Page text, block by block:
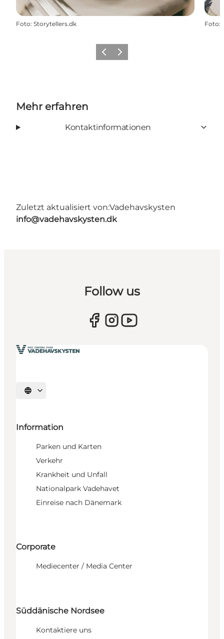
Foto: Storytellers.dk Foto:
ZurückWeiter
Mehr erfahren
Kontaktinformationen
Zuletzt aktualisiert von:Vadehavskysten
info@vadehavskysten.dk
Follow us
Sprache auswählen
Information
Parken und Karten
Verkehr
Krankheit und Unfall
Nationalpark Vadehavet
Einreise nach Dänemark
Corporate
Mediecenter / Media Center
Süddänische Nordsee
Kontaktiere uns